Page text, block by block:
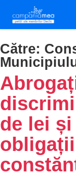
main
content
Către:
de lei